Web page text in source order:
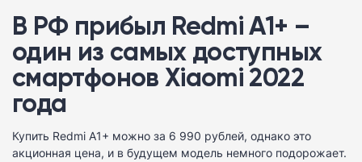
В РФ прибыл Redmi A1+ –
один из самых доступных
смартфонов Xiaomi 2022
года
Купить Redmi A1+ можно за 6 990 рублей, однако это
акционная цена, и в будущем модель немного подорожает.